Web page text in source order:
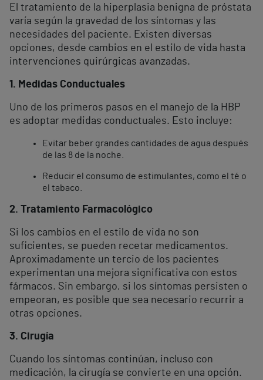
El tratamiento de la hiperplasia benigna de próstata
varía según la gravedad de los síntomas y las
necesidades del paciente. Existen diversas
opciones, desde cambios en el estilo de vida hasta
intervenciones quirúrgicas avanzadas.
1. Medidas Conductuales
Uno de los primeros pasos en el manejo de la HBP
es adoptar medidas conductuales. Esto incluye:
Evitar beber grandes cantidades de agua después
de las 8 de la noche.
Reducir el consumo de estimulantes, como el té o
el tabaco.
2. Tratamiento Farmacológico
Si los cambios en el estilo de vida no son
suficientes, se pueden recetar medicamentos.
Aproximadamente un tercio de los pacientes
experimentan una mejora significativa con estos
fármacos. Sin embargo, si los síntomas persisten o
empeoran, es posible que sea necesario recurrir a
otras opciones.
3. Cirugía
Cuando los síntomas continúan, incluso con
medicación, la cirugía se convierte en una opción.